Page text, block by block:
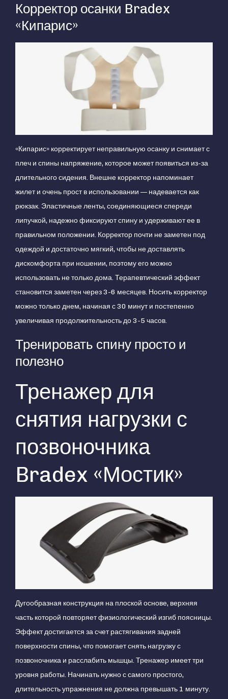
Корректор осанки Bradex
«Кипарис»
«Кипарис» корректирует неправильную осанку и снимает с
плеч и спины напряжение, которое может появиться из-за
длительного сидения. Внешне корректор напоминает
жилет и очень прост в использовании — надевается как
рюкзак. Эластичные ленты, соединяющиеся спереди
липучкой, надежно фиксируют спину и удерживают ее в
правильном положении. Корректор почти не заметен под
одеждой и достаточно мягкий, чтобы не доставлять
дискомфорта при ношении, поэтому его можно
использовать не только дома. Терапевтический эффект
становится заметен через 3-6 месяцев. Носить корректор
можно только днем, начиная с 30 минут и постепенно
увеличивая продолжительность до 3-5 часов.
Тренировать спину просто и
полезно
Тренажер для
снятия нагрузки с
позвоночника
Bradex «Мостик»
Дугообразная конструкция на плоской основе, верхняя
часть которой повторяет физиологический изгиб поясницы.
Эффект достигается за счет растягивания задней
поверхности спины, что помогает снять нагрузку с
позвоночника и расслабить мышцы. Тренажер имеет три
уровня работы. Начинать нужно с самого простого,
длительность упражнения не должна превышать 1 минуту.